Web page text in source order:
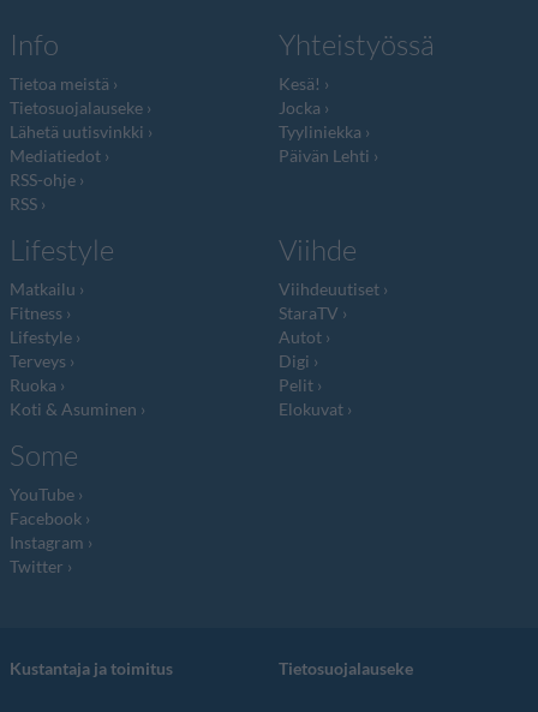
Info
Tietoa meistä
Tietosuojalauseke
Lähetä uutisvinkki
Mediatiedot
RSS-ohje
RSS
Yhteistyössä
Kesä!
Jocka
Tyyliniekka
Päivän Lehti
Lifestyle
Matkailu
Fitness
Lifestyle
Terveys
Ruoka
Koti & Asuminen
Viihde
Viihdeuutiset
StaraTV
Autot
Digi
Pelit
Elokuvat
Some
YouTube
Facebook
Instagram
Twitter
Kustantaja ja toimitus Tietosuojalauseke